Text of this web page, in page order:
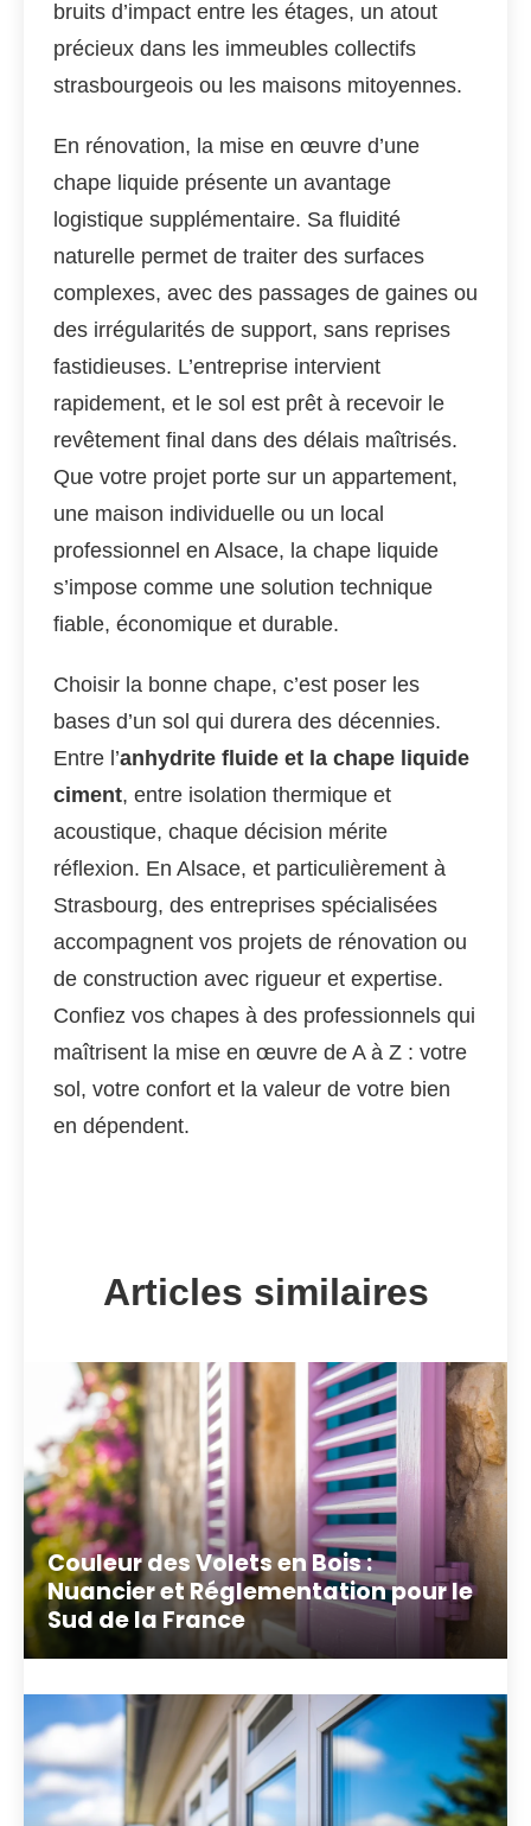
bruits d’impact entre les étages, un atout
précieux dans les immeubles collectifs
strasbourgeois ou les maisons mitoyennes.
En rénovation, la mise en œuvre d’une
chape liquide présente un avantage
logistique supplémentaire. Sa fluidité
naturelle permet de traiter des surfaces
complexes, avec des passages de gaines ou
des irrégularités de support, sans reprises
fastidieuses. L’entreprise intervient
rapidement, et le sol est prêt à recevoir le
revêtement final dans des délais maîtrisés.
Que votre projet porte sur un appartement,
une maison individuelle ou un local
professionnel en Alsace, la chape liquide
s’impose comme une solution technique
fiable, économique et durable.
Choisir la bonne chape, c’est poser les
bases d’un sol qui durera des décennies.
Entre l’anhydrite fluide et la chape liquide
ciment, entre isolation thermique et
acoustique, chaque décision mérite
réflexion. En Alsace, et particulièrement à
Strasbourg, des entreprises spécialisées
accompagnent vos projets de rénovation ou
de construction avec rigueur et expertise.
Confiez vos chapes à des professionnels qui
maîtrisent la mise en œuvre de A à Z : votre
sol, votre confort et la valeur de votre bien
en dépendent.
Articles similaires
Couleur des Volets en Bois :
Nuancier et Réglementation pour le
Sud de la France